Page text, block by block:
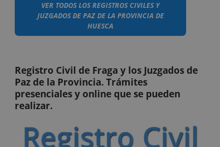
VER TODOS LOS REGISTROS CIVILES Y
JUZGADOS DE PAZ DE LA PROVINCIA DE
HUESCA
Registro Civil de Fraga y los Juzgados de
Paz de la Provincia. Trámites
presenciales y online que se pueden
realizar.